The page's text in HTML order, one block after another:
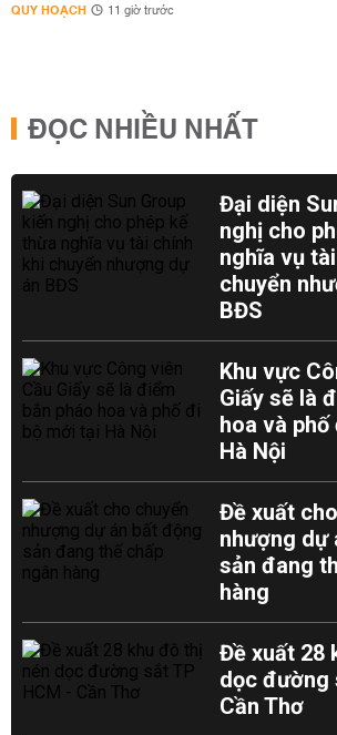
QUY HOẠCH 11 giờ trước
ĐỌC NHIỀU NHẤT
Đại diện
nghị cho
nghĩa vụ
chuyển
BĐS
Khu vực
Giấy sẽ là
hoa và
Hà Nội
Đề xuất
nhượng dự
sản đang
hàng
Đề xuất 28
dọc đường
Cần Thơ